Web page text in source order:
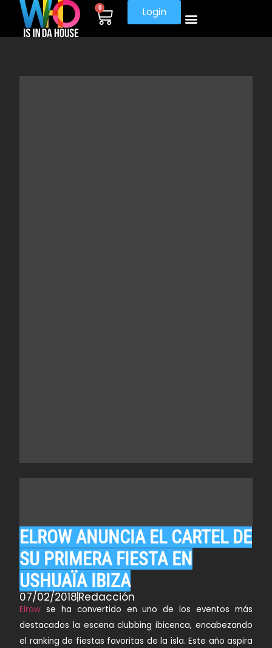
0 Login
ELROW ANUNCIA EL CARTEL DE
SU PRIMERA FIESTA EN
USHUAÏA IBIZA
07/02/2018Redacción
Elrow se ha convertido en uno de los eventos más
destacados la escena clubbing ibicenca, encabezando
el ranking de fiestas favoritas de la isla. Este año aspira